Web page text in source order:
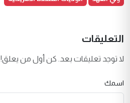
التعليقات
لا توجد تعليقات بعد. كن أول من يعلق!
اسمك